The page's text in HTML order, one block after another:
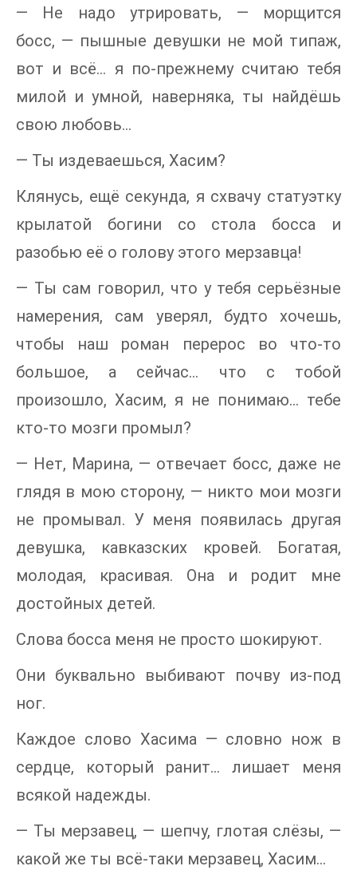
— Не надо утрировать, — морщится
босс, — пышные девушки не мой типаж,
вот и всё… я по-прежнему считаю тебя
милой и умной, наверняка, ты найдёшь
свою любовь…
— Ты издеваешься, Хасим?
Клянусь, ещё секунда, я схвачу статуэтку
крылатой богини со стола босса и
разобью её о голову этого мерзавца!
— Ты сам говорил, что у тебя серьёзные
намерения, сам уверял, будто хочешь,
чтобы наш роман перерос во что-то
большое, а сейчас… что с тобой
произошло, Хасим, я не понимаю… тебе
кто-то мозги промыл?
— Нет, Марина, — отвечает босс, даже не
глядя в мою сторону, — никто мои мозги
не промывал. У меня появилась другая
девушка, кавказских кровей. Богатая,
молодая, красивая. Она и родит мне
достойных детей.
Слова босса меня не просто шокируют.
Они буквально выбивают почву из-под
ног.
Каждое слово Хасима — словно нож в
сердце, который ранит… лишает меня
всякой надежды.
— Ты мерзавец, — шепчу, глотая слёзы, —
какой же ты всё-таки мерзавец, Хасим…